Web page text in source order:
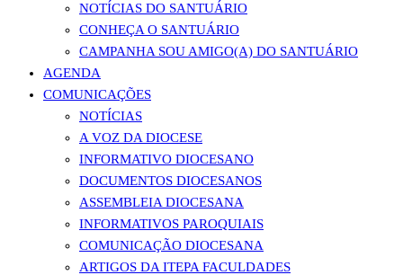
NOTÍCIAS DO SANTUÁRIO
CONHEÇA O SANTUÁRIO
CAMPANHA SOU AMIGO(A) DO SANTUÁRIO
AGENDA
COMUNICAÇÕES
NOTÍCIAS
A VOZ DA DIOCESE
INFORMATIVO DIOCESANO
DOCUMENTOS DIOCESANOS
ASSEMBLEIA DIOCESANA
INFORMATIVOS PAROQUIAIS
COMUNICAÇÃO DIOCESANA
ARTIGOS DA ITEPA FACULDADES